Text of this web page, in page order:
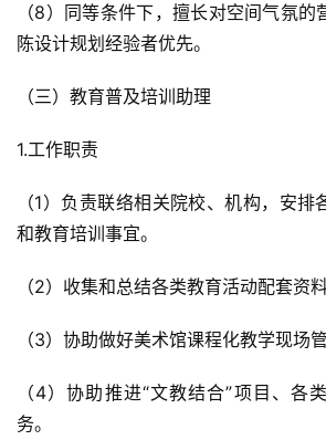
（8）同等条件下，擅长对空间气氛
陈设计规划经验者优先。
（三）教育普及培训助理
1.工作职责
（1）负责联络相关院校、机构，安
和教育培训事宜。
（2）收集和总结各类教育活动配套资料
（3）协助做好美术馆课程化教学现场
（4）协助推进“文教结合”项目、各
务。